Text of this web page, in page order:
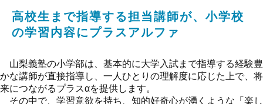
高校生まで指導する担当講師が、小学校
の学習内容にプラスアルファ
山梨義塾の小学部は、基本的に大学入試まで指導する経験豊
かな講師が直接指導し、一人ひとりの理解度に応じた上で、将
来につながるプラスαを提供します。
その中で、学習意欲を持ち、知的好奇心が湧くような「楽し